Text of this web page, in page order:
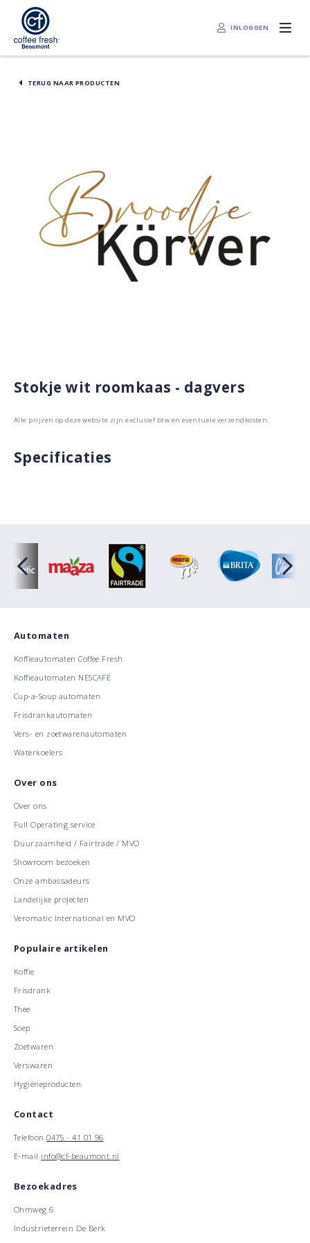
INLOGGEN
TERUG NAAR PRODUCTEN
Stokje wit roomkaas - dagvers
Alle prijzen op deze website zijn exclusief btw en eventuele verzendkosten.
Specificaties
Automaten
Koffieautomaten Coffee Fresh
Koffieautomaten NESCAFÉ
Cup-a-Soup automaten
Frisdrankautomaten
Vers- en zoetwarenautomaten
Waterkoelers
Over ons
Over ons
Full Operating service
Duurzaamheid / Fairtrade / MVO
Showroom bezoeken
Onze ambassadeurs
Landelijke projecten
Veromatic International en MVO
Populaire artikelen
Koffie
Frisdrank
Thee
Soep
Zoetwaren
Verswaren
Hygiëneproducten
Contact
Telefoon0475 - 41 01 96
E-mail info@cf-beaumont.nl
Bezoekadres
Ohmweg 6
Industrieterrein De Berk